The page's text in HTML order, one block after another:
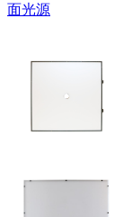
面光源